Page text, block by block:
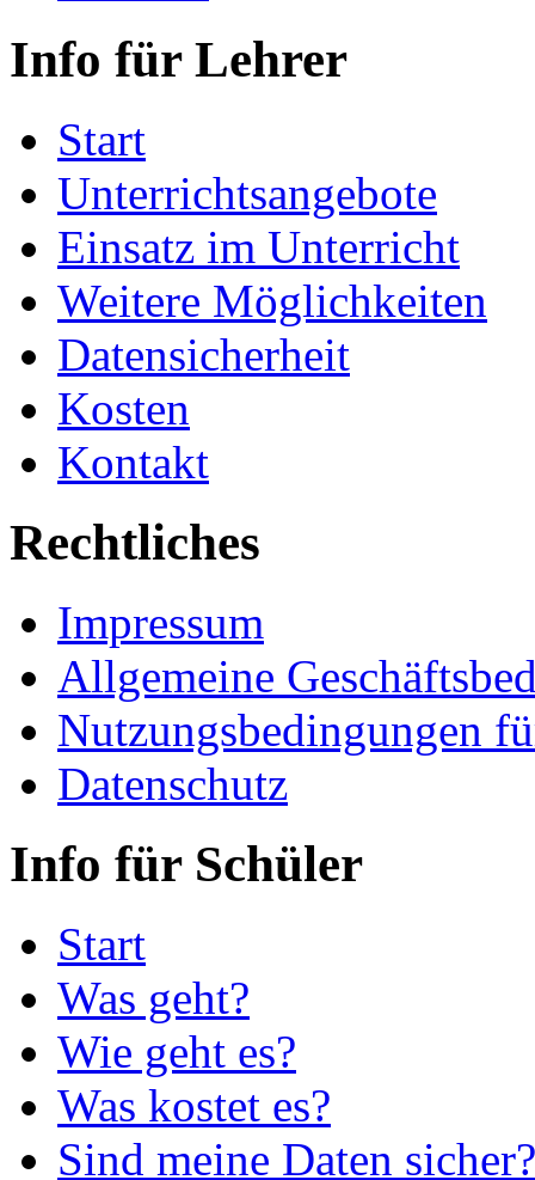
Info für Lehrer
Start
Unterrichtsangebote
Einsatz im Unterricht
Weitere Möglichkeiten
Datensicherheit
Kosten
Kontakt
Rechtliches
Impressum
Allgemeine
Nutzungsbedingungen
Datenschutz
Info für Schüler
Start
Was geht?
Wie geht es?
Was kostet es?
Sind meine Daten sicher?